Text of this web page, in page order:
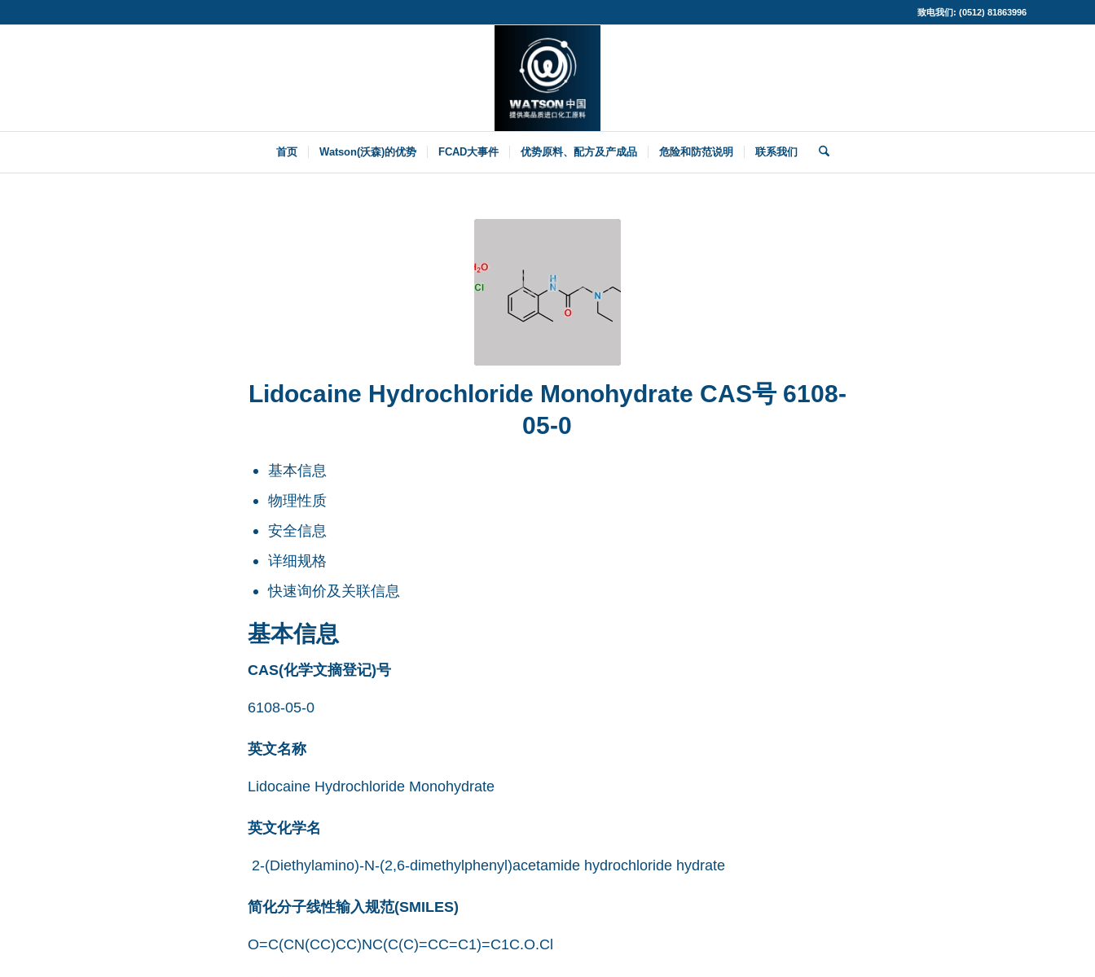
致电我们: (0512) 81863996
首页 Watson(沃森)的优势 FCAD大事件 优势原料、配方及产成品 危险和防范说明 联系我们
Lidocaine Hydrochloride Monohydrate CAS号 6108-
05-0
基本信息
物理性质
安全信息
详细规格
快速询价及关联信息
基本信息
CAS(化学文摘登记)号
6108-05-0
英文名称
Lidocaine Hydrochloride Monohydrate
英文化学名
2-(Diethylamino)-N-(2,6-dimethylphenyl)acetamide hydrochloride hydrate
简化分子线性输入规范(SMILES)
O=C(CN(CC)CC)NC(C(C)=CC=C1)=C1C.O.Cl